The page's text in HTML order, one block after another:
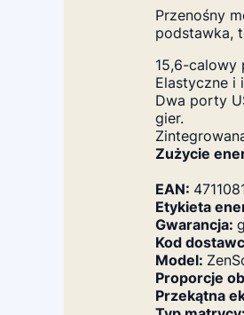
Przenośny
podstawka,
15,6-calowy
Elastyczne i
Dwa porty
gier.
Zużycie
EAN:
Etykieta
Gwarancja:
Kod
Model:
Proporcje
Przekątna